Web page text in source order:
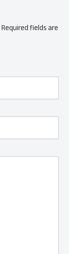
Required fields are